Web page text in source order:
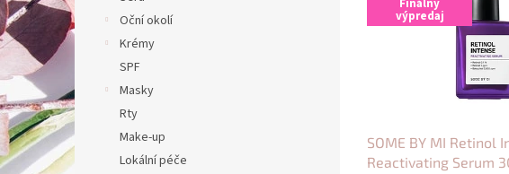
n
e
Oční okolí
Krémy
SPF
Masky
Rty
Make-up
Lokální péče
Finálny
výpredaj
SOME BY MI Retinol
Reactivating Serum